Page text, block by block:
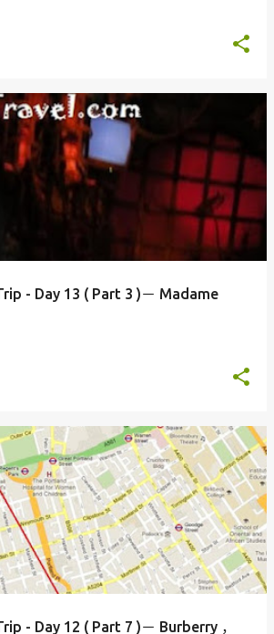
- Day 13 ( Part 3 )－ Madame
- Day 12 ( Part 7 )－ Burberry ，